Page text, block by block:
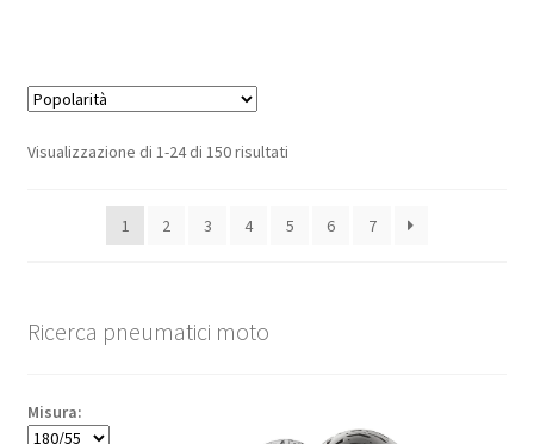
Visualizzazione di 1-24 di 150 risultatiPopolarità
1 2 3 4 5 6 7
Ricerca pneumatici moto
Misura: